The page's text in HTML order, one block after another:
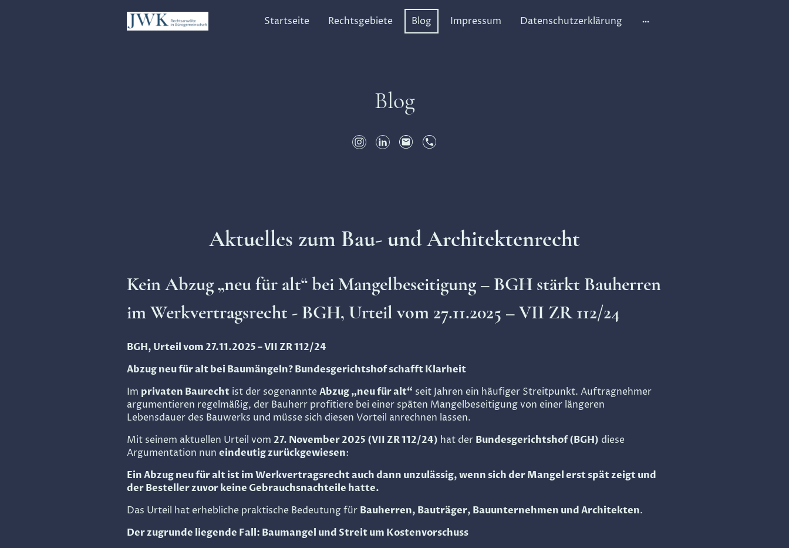
Startseite Rechtsgebiete Blog Impressum Datenschutzerklärung
Blog
Aktuelles zum Bau- und Architektenrecht
Kein Abzug „neu für alt“ bei Mangelbeseitigung – BGH stärkt Bauherren
im Werkvertragsrecht - BGH, Urteil vom 27.11.2025 – VII ZR 112/24
BGH, Urteil vom 27.11.2025 – VII ZR 112/24
Abzug neu für alt bei Baumängeln? Bundesgerichtshof schafft Klarheit
Im privaten Baurecht ist der sogenannte Abzug „neu für alt“ seit Jahren ein häufiger Streitpunkt. Auftragnehmer
argumentieren regelmäßig, der Bauherr profitiere bei einer späten Mangelbeseitigung von einer längeren
Lebensdauer des Bauwerks und müsse sich diesen Vorteil anrechnen lassen.
Mit seinem aktuellen Urteil vom 27. November 2025 (VII ZR 112/24) hat der Bundesgerichtshof (BGH) diese
Argumentation nun eindeutig zurückgewiesen:
Ein Abzug neu für alt ist im Werkvertragsrecht auch dann unzulässig, wenn sich der Mangel erst spät zeigt und
der Besteller zuvor keine Gebrauchsnachteile hatte.
Das Urteil hat erhebliche praktische Bedeutung für Bauherren, Bauträger, Bauunternehmen und Architekten.
Der zugrunde liegende Fall: Baumangel und Streit um Kostenvorschuss